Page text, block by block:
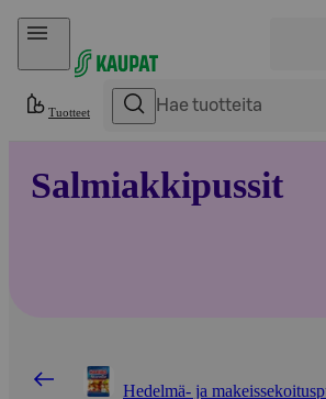
Hyppää sisältöön
Tuotteet
Salmiakkipussit
Hedelmä- ja